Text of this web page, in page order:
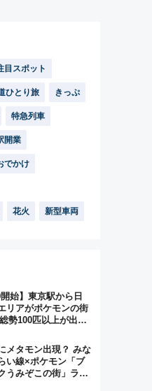
目スポット
ひとり旅 きっぷ
特急列車
開業
でかけ
花火 新型車両
開始】東京駅から日
リアがポケモンの街
勢100匹以上が出現
き・グッズ情報まと
メタモン出現？ みな
い線×ポケモン「ブ
うみぞこの街」ラッ